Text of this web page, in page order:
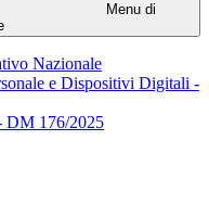
Menu di
Nazionale
e Dispositivi Digitali -
176/2025